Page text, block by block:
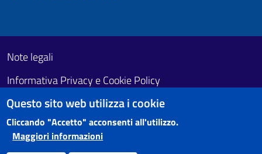
Footer First
Useful links section
Note legali
Informativa Privacy e Cookie Policy
Obiettivi di accessibilità
Questo sito web utilizza i cookie
Cliccando "Accetto" acconsenti all'utilizzo.
Maggiori informazioni